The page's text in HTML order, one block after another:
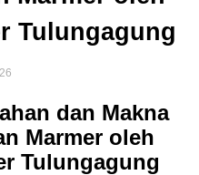
Tulungagung
dan Makna
Marmer oleh
Tulungagung